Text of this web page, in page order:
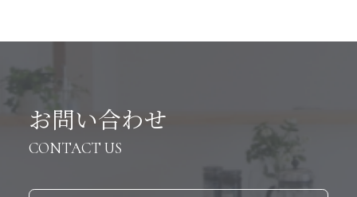
お問い合わせ
CONTACT US